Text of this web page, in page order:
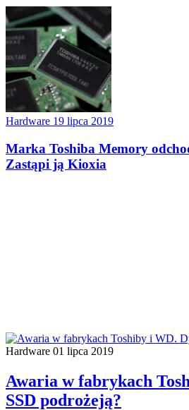
Hardware 19 lipca 2019
Marka Toshiba Memory
Zastąpi ją Kioxia
Hardware 01 lipca 2019
Awaria w fabrykach
SSD podrożeją?